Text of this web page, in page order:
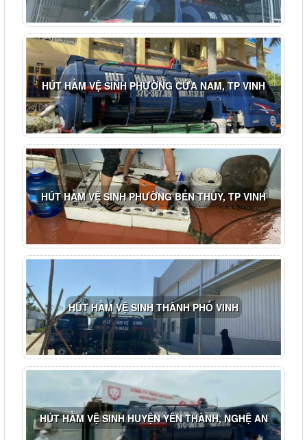
HÚT HẦM VỆ SINH PHƯỜNG CỬA NAM, TP VINH
HÚT HẦM VỆ SINH PHƯỜNG BẾN THỦY, TP VINH
HÚT HẦM VỆ SINH THÀNH PHỐ VINH
HÚT HẦM VỆ SINH HUYỆN YÊN THÀNH, NGHỆ AN